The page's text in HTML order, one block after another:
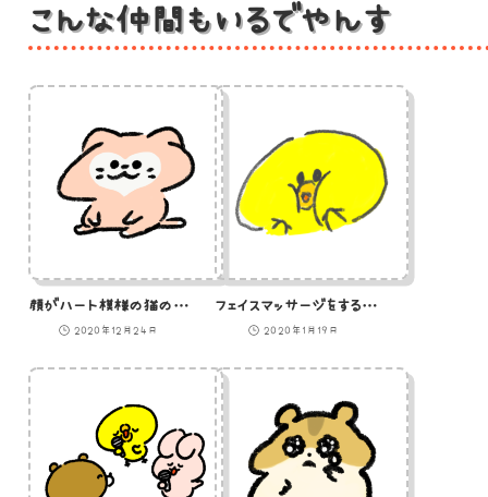
こんな仲間もいるでやんす
顔がハート模様の猫のイラスト
2020年12月24日
フェイスマッサージをするひよこ（GIFアニメ）
2020年1月19日